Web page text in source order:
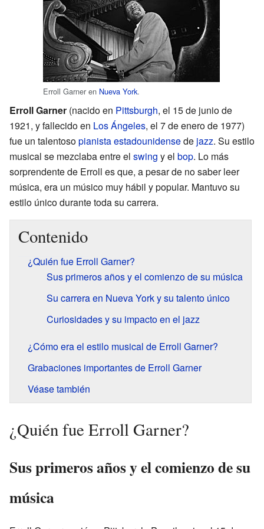
Erroll Garner en Nueva York.
Erroll Garner (nacido en Pittsburgh, el 15 de junio de
1921, y fallecido en Los Ángeles, el 7 de enero de 1977)
fue un talentosopianistaestadounidensede jazz. Su estilo
musical se mezclaba entre el swing y el bop. Lo más
sorprendente de Erroll es que, a pesar de no saber leer
música, era un músico muy hábil y popular. Mantuvo su
estilo único durante toda su carrera.
Contenido
¿Quién fue Erroll Garner?
Sus primeros años y el comienzo de su música
Su carrera en Nueva York y su talento único
Curiosidades y su impacto en el jazz
¿Cómo era el estilo musical de Erroll Garner?
Grabaciones importantes de Erroll Garner
Véase también
¿Quién fue Erroll Garner?
Sus primeros años y el comienzo de su
música